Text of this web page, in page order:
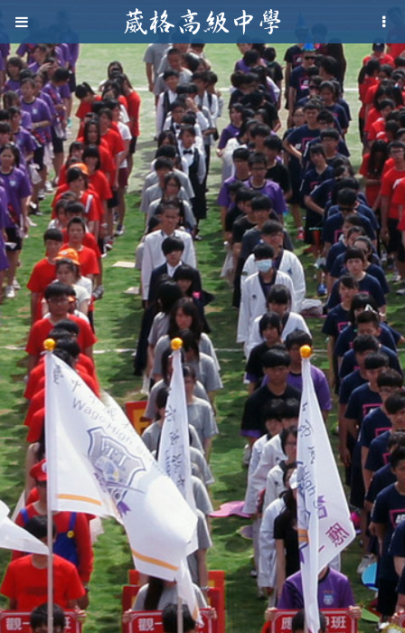
Jump to navigation
葳
格
高
級
中
學
葳
格
國
際．
國
際
葳
格。
培
養
具
國
際
移
動